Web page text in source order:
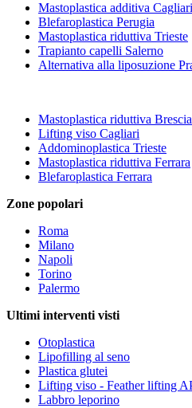
Mastoplastica additiva Cagliari
Blefaroplastica Perugia
Mastoplastica riduttiva Trieste
Trapianto capelli Salerno
Alternativa alla liposuzione
Mastoplastica riduttiva Brescia
Lifting viso Cagliari
Addominoplastica Trieste
Mastoplastica riduttiva Ferrara
Blefaroplastica Ferrara
Zone popolari
Roma
Milano
Napoli
Torino
Palermo
Ultimi interventi visti
Otoplastica
Lipofilling al seno
Plastica glutei
Lifting viso - Feather lifting
Labbro leporino